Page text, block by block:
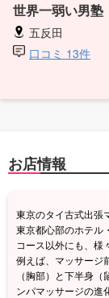
世界一弱い男塾
五反田
口コミ 13件
お店情報
東京のタイ古式出張
東京都心部のホテル
コース以外にも、様
例えば、マッサージ
（胸部）と下半身
ンパマッサージの進